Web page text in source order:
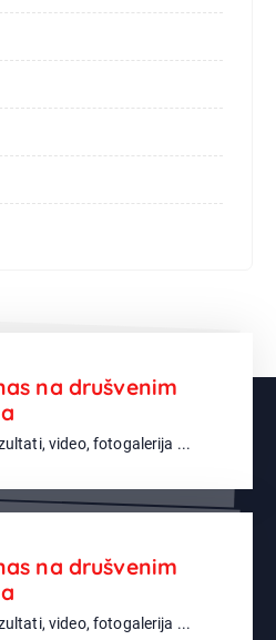
na drušvenim
video, fotogalerija ...
na drušvenim
video, fotogalerija ...